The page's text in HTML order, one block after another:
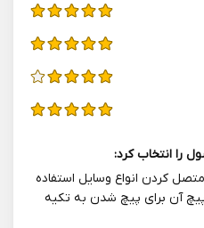
را انتخاب کرد:
کردن انواع وسایل استفاده
آن برای پیچ شدن به تکیه